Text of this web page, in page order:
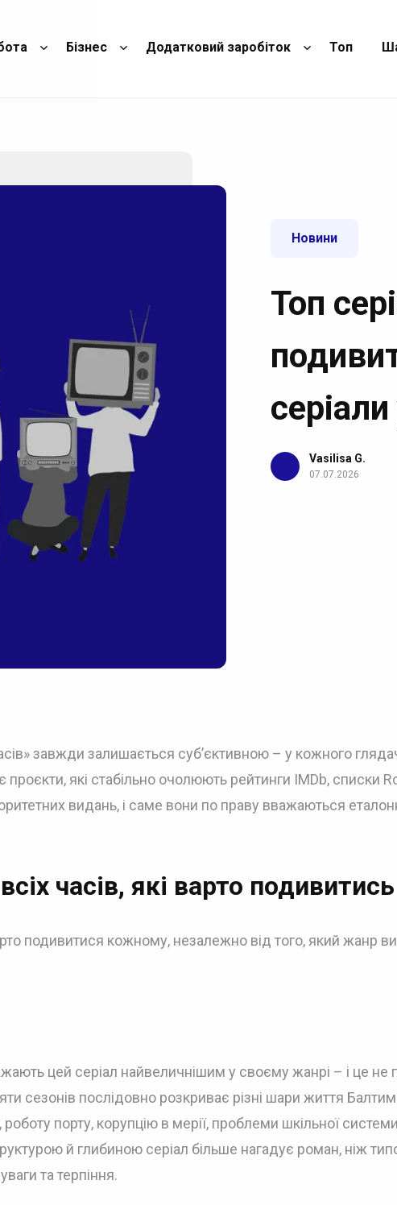
Бізнес Додатковий заробіток Топ
Новини
Топ
серіали
Vasilisa G.
07.07.2026
завжди залишається суб’єктивною – у кожного
які стабільно очолюють рейтинги IMDb, списки
видань, і саме вони по праву вважаються
часів, які варто подивитись
подивитися кожному, незалежно від того, який жанр ви
цей серіал найвеличнішим у своєму жанрі – і це не
сезонів послідовно розкриває різні шари життя
порту, корупцію в мерії, проблеми шкільної
й глибиною серіал більше нагадує роман, ніж
та терпіння.